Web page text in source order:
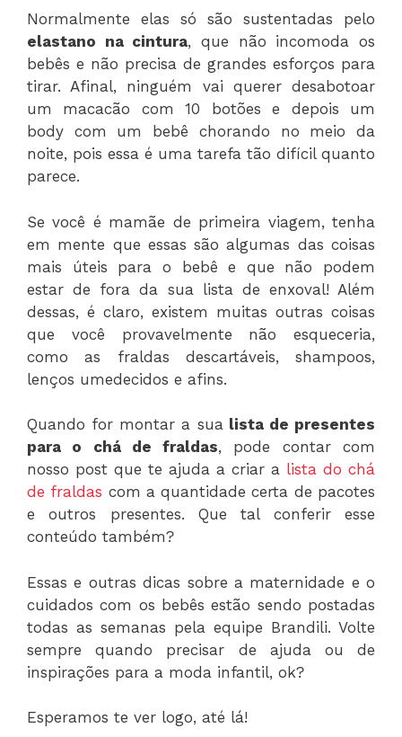
Normalmente elas só são sustentadas pelo
elastano na cintura, que não incomoda os
bebês e não precisa de grandes esforços para
tirar. Afinal, ninguém vai querer desabotoar
um macacão com 10 botões e depois um
body com um bebê chorando no meio da
noite, pois essa é uma tarefa tão difícil quanto
parece.
Se você é mamãe de primeira viagem, tenha
em mente que essas são algumas das coisas
mais úteis para o bebê e que não podem
estar de fora da sua lista de enxoval! Além
dessas, é claro, existem muitas outras coisas
que você provavelmente não esqueceria,
como as fraldas descartáveis, shampoos,
lenços umedecidos e afins.
Quando for montar a sualista de presentes
para o chá de fraldas, pode contar com
nosso post que te ajuda a criar a lista do chá
de fraldas com a quantidade certa de pacotes
e outros presentes. Que tal conferir esse
conteúdo também?
Essas e outras dicas sobre a maternidade e o
cuidados com os bebês estão sendo postadas
todas as semanas pela equipe Brandili. Volte
sempre quando precisar de ajuda ou de
inspirações para a moda infantil, ok?
Esperamos te ver logo, até lá!